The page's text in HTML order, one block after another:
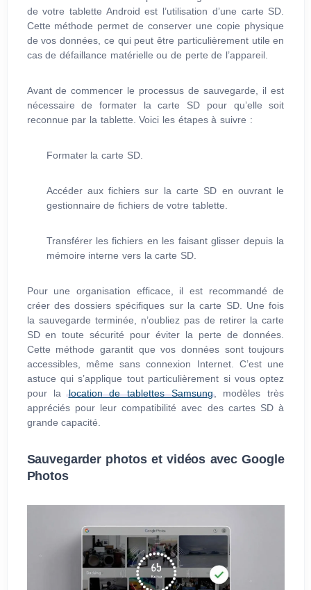
de votre tablette Android est l’utilisation d’une carte SD.
Cette méthode permet de conserver une copie physique
de vos données, ce qui peut être particulièrement utile en
cas de défaillance matérielle ou de perte de l’appareil.
Avant de commencer le processus de sauvegarde, il est
nécessaire de formater la carte SD pour qu’elle soit
reconnue par la tablette. Voici les étapes à suivre :
Formater la carte SD.
Accéder aux fichiers sur la carte SD en ouvrant le
gestionnaire de fichiers de votre tablette.
Transférer les fichiers en les faisant glisser depuis la
mémoire interne vers la carte SD.
Pour une organisation efficace, il est recommandé de
créer des dossiers spécifiques sur la carte SD. Une fois
la sauvegarde terminée, n’oubliez pas de retirer la carte
SD en toute sécurité pour éviter la perte de données.
Cette méthode garantit que vos données sont toujours
accessibles, même sans connexion Internet. C’est une
astuce qui s’applique tout particulièrement si vous optez
pour la location de tablettes Samsung , modèles très
appréciés pour leur compatibilité avec des cartes SD à
grande capacité.
Sauvegarder photos et vidéos avec Google
Photos